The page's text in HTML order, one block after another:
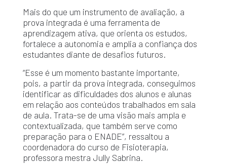
Mais do que um instrumento de avaliação, a
prova integrada é uma ferramenta de
aprendizagem ativa, que orienta os estudos,
fortalece a autonomia e amplia a confiança dos
estudantes diante de desafios futuros.
“Esse é um momento bastante importante,
pois, a partir da prova integrada, conseguimos
identificar as dificuldades dos alunos e alunas
em relação aos conteúdos trabalhados em sala
de aula. Trata-se de uma visão mais ampla e
contextualizada, que também serve como
preparação para o ENADE”, ressaltou a
coordenadora do curso de Fisioterapia,
professora mestra Jully Sabrina.